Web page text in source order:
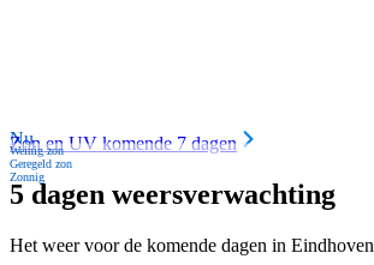
Nu
Weinig zon
Geregeld zon
Zonnig
Zon en UV komende 7 dagen
5 dagen weersverwachting
Het weer voor de komende dagen in Eindhoven